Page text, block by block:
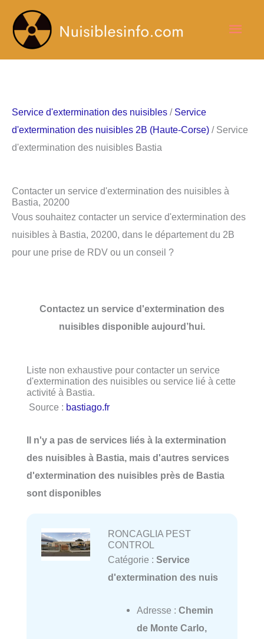
contenu
Service d'extermination des nuisibles / Service
d'extermination des nuisibles 2B (Haute-Corse) / Service
d'extermination des nuisibles Bastia
Contacter un service d'extermination des nuisibles à
Bastia, 20200
Vous souhaitez contacter un service d'extermination des
nuisibles à Bastia, 20200, dans le département du 2B
pour une prise de RDV ou un conseil ?
Contactez un service d'extermination des
nuisibles disponible aujourd’hui.
Liste non exhaustive pour contacter un service
d'extermination des nuisibles ou service lié à cette
activité à Bastia.
Source : bastiago.fr
Il n'y a pas de services liés à la extermination
des nuisibles à Bastia, mais d'autres services
d'extermination des nuisibles près de Bastia
sont disponibles
RONCAGLIA PEST
CONTROL
Catégorie : Service
d'extermination des nuis
Adresse : Chemin
de Monte Carlo,